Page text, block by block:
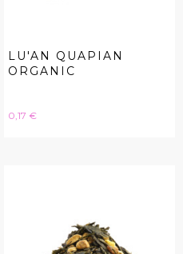
LU'AN QUAPIAN
ORGANIC
Hinta
0,17 €